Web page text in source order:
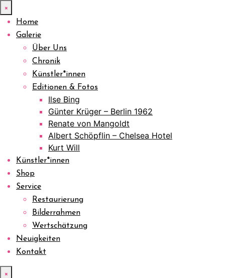
×
Home
Galerie
Über Uns
Chronik
Künstler*innen
Editionen & Fotos
Ilse Bing
Günter Krüger – Berlin 1962
Renate von Mangoldt
Albert Schöpflin – Chelsea Hotel
Kurt Will
Künstler*innen
Shop
Service
Restaurierung
Bilderrahmen
Wertschätzung
Neuigkeiten
Kontakt
×